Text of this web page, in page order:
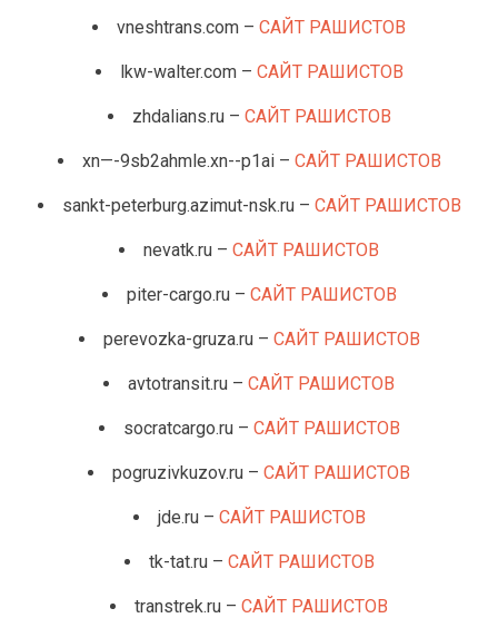
vneshtrans.com – САЙТ РАШИСТОВ
lkw-walter.com – САЙТ РАШИСТОВ
zhdalians.ru – САЙТ РАШИСТОВ
xn—-9sb2ahmle.xn--p1ai – САЙТ РАШИСТОВ
sankt-peterburg.azimut-nsk.ru – САЙТ РАШИСТОВ
nevatk.ru – САЙТ РАШИСТОВ
piter-cargo.ru – САЙТ РАШИСТОВ
perevozka-gruza.ru – САЙТ РАШИСТОВ
avtotransit.ru – САЙТ РАШИСТОВ
socratcargo.ru – САЙТ РАШИСТОВ
pogruzivkuzov.ru – САЙТ РАШИСТОВ
jde.ru – САЙТ РАШИСТОВ
tk-tat.ru – САЙТ РАШИСТОВ
transtrek.ru – САЙТ РАШИСТОВ